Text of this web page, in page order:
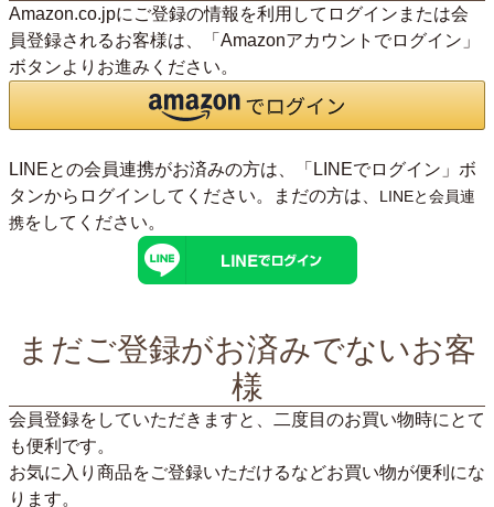
Amazon.co.jpにご登録の情報を利用してログインまたは会
員登録されるお客様は、「Amazonアカウントでログイン」
ボタンよりお進みください。
LINEとの会員連携がお済みの方は、「LINEでログイン」ボ
タンからログインしてください。まだの方は、 LINEと会員連
携をしてください。
まだご登録がお済みでないお客
様
会員登録をしていただきますと、二度目のお買い物時にとて
も便利です。
お気に入り商品をご登録いただけるなどお買い物が便利にな
ります。